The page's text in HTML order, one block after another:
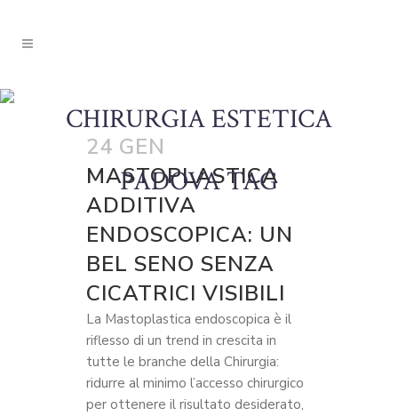
CHIRURGIA ESTETICA
PADOVA TAG
24 GEN
MASTOPLASTICA
ADDITIVA
ENDOSCOPICA: UN
BEL SENO SENZA
CICATRICI VISIBILI
La Mastoplastica endoscopica è il
riflesso di un trend in crescita in
tutte le branche della Chirurgia:
ridurre al minimo l’accesso chirurgico
per ottenere il risultato desiderato,